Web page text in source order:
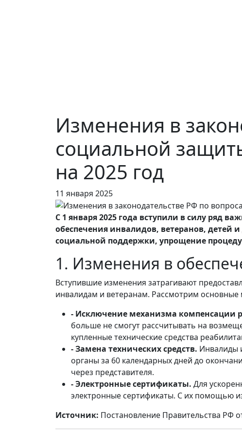
Изменения в
социальной
на 2025 год
11 января 2025
С 1 января 2025 года вступили в силу ряд
обеспечения инвалидов, ветеранов,
социальной поддержки, упрощение
1. Изменения в
Вступившие изменения затрагивают
инвалидам и ветеранам. Рассмотрим
- Исключение механизма компенсации
больше не смогут рассчитывать на
купленные технические средства
- Замена технических средств. Инвалиды
органы за 60 календарных дней до
через представителя.
- Электронные сертификаты. Для
электронные сертификаты. С их помощью
Источник: Постановление Правительства РФ